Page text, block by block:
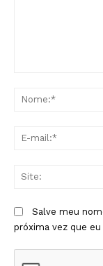
Salve meu
próxima vez que